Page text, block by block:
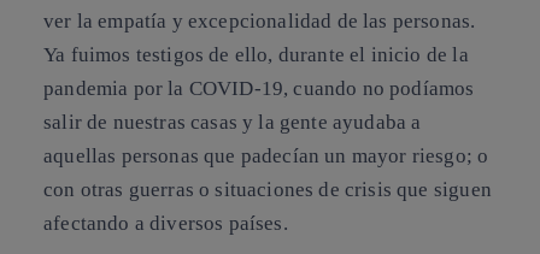
ver la empatía y excepcionalidad de las personas.
Ya fuimos testigos de ello, durante el inicio de la
pandemia por la COVID-19, cuando no podíamos
salir de nuestras casas y la gente ayudaba a
aquellas personas que padecían un mayor riesgo; o
con otras guerras o situaciones de crisis que siguen
afectando a diversos países.